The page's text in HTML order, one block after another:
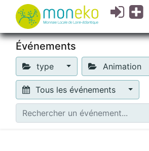
Événements
type Animation
Tous les événements